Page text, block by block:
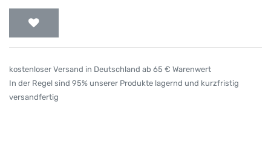
kostenloser Versand in Deutschland ab 65 € Warenwert
In der Regel sind 95% unserer Produkte lagernd und kurzfristig
versandfertig